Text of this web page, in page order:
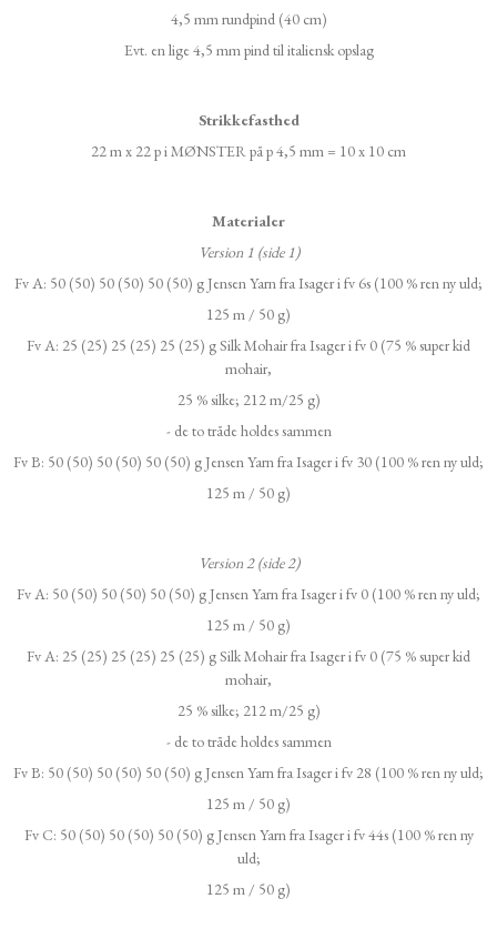
4,5 mm rundpind (40 cm)
Evt. en lige 4,5 mm pind til italiensk opslag
Strikkefasthed
22 m x 22 p i MØNSTER på p 4,5 mm = 10 x 10 cm
Materialer
Version 1 (side 1)
Fv A: 50 (50) 50 (50) 50 (50) g Jensen Yarn fra Isager i fv 6s (100 % ren ny uld;
125 m / 50 g)
Fv A: 25 (25) 25 (25) 25 (25) g Silk Mohair fra Isager i fv 0 (75 % super kid
mohair,
25 % silke; 212 m/25 g)
- de to tråde holdes sammen
Fv B: 50 (50) 50 (50) 50 (50) g Jensen Yarn fra Isager i fv 30 (100 % ren ny uld;
125 m / 50 g)
Version 2 (side 2)
Fv A: 50 (50) 50 (50) 50 (50) g Jensen Yarn fra Isager i fv 0 (100 % ren ny uld;
125 m / 50 g)
Fv A: 25 (25) 25 (25) 25 (25) g Silk Mohair fra Isager i fv 0 (75 % super kid
mohair,
25 % silke; 212 m/25 g)
- de to tråde holdes sammen
Fv B: 50 (50) 50 (50) 50 (50) g Jensen Yarn fra Isager i fv 28 (100 % ren ny uld;
125 m / 50 g)
Fv C: 50 (50) 50 (50) 50 (50) g Jensen Yarn fra Isager i fv 44s (100 % ren ny
uld;
125 m / 50 g)